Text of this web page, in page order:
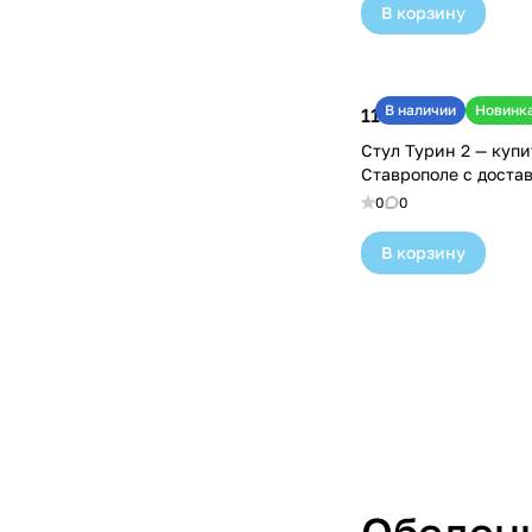
В корзину
В наличии
11 100 ₽
Стул Турин 2 —
Ставрополе с
0 0
В корзину